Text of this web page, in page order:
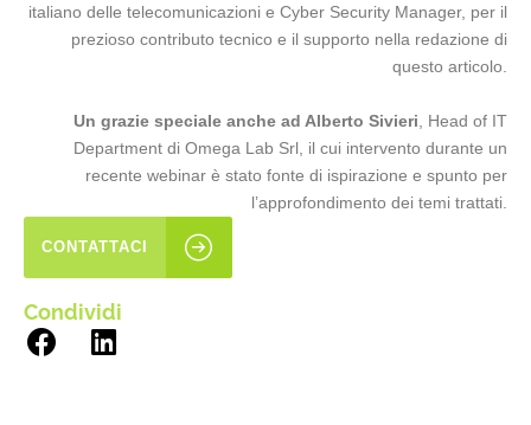
italiano delle telecomunicazioni e Cyber Security Manager, per il
prezioso contributo tecnico e il supporto nella redazione di
questo articolo.
Un grazie speciale anche ad Alberto Sivieri , Head of IT
Department di Omega Lab Srl, il cui intervento durante un
recente webinar è stato fonte di ispirazione e spunto per
l’approfondimento dei temi trattati.
CONTATTACI
Condividi